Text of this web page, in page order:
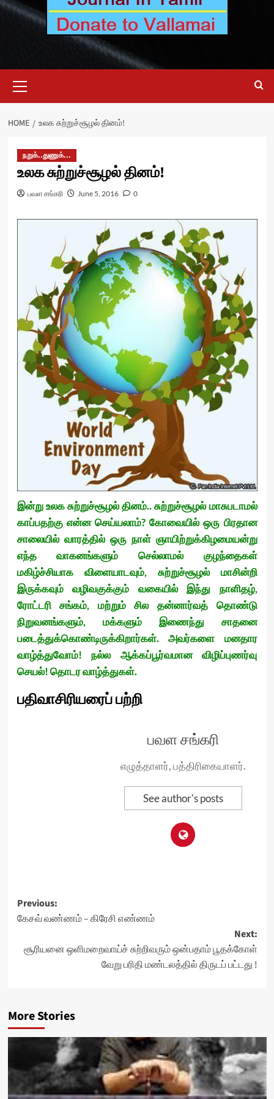
Menu
HOME உலக சுற்றுச்சூழல் தினம்!
நறுக்..துணுக்...
உலக சுற்றுச்சூழல் தினம்!
பவள சங்கரி June 5, 2016 0
இன்று உலக சுற்றுச்சூழல் தினம்.. சுற்றுச்சூழல் மாசுபடாமல்
காப்பதற்கு என்ன செய்யலாம்? கோவையில் ஒரு பிரதான
சாலையில் வாரத்தில் ஒரு நாள் ஞாயிற்றுக்கிழமையன்று
எந்த வாகனங்களும் செல்லாமல் குழந்தைகள்
மகிழ்ச்சியாக விளையாடவும், சுற்றுச்சூழல் மாசின்றி
இருக்கவும் வழிவகுக்கும் வகையில் இந்து நாளிதழ்,
ரோட்டரி சங்கம், மற்றும் சில தன்னார்வத் தொண்டு
நிறுவனங்களும், மக்களும் இணைந்து சாதனை
படைத்துக்கொண்டிருக்கிறார்கள். அவர்களை மனதார
வாழ்த்துவோம்! நல்ல ஆக்கப்பூர்வமான விழிப்புணர்வு
செயல்! தொடர வாழ்த்துகள்.
பதிவாசிரியரைப் பற்றி
பவள சங்கரி
எழுத்தாளர், பத்திரிகையாளர்.
See author's posts
Post
navigation
Previous:
கேசவ் வண்ணம் – கிரேசி எண்ணம்
Next:
சூரியனை ஒளிமறைவாய்ச் சுற்றிவரும் ஒன்பதாம் பூதக்கோள்
வேறு பரிதி மண்டலத்தில் திருடப் பட்டது !
More Stories